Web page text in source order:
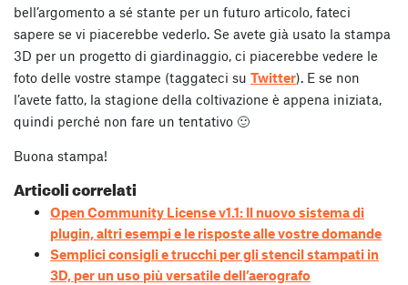
bell’argomento a sé stante per un futuro articolo, fateci
sapere se vi piacerebbe vederlo. Se avete già usato la stampa
3D per un progetto di giardinaggio, ci piacerebbe vedere le
foto delle vostre stampe (taggateci su Twitter). E se non
l’avete fatto, la stagione della coltivazione è appena iniziata,
quindi perché non fare un tentativo 🙂
Buona stampa!
Articoli correlati
Open Community License v1.1: Il nuovo sistema di
plugin, altri esempi e le risposte alle vostre domande
Semplici consigli e trucchi per gli stencil stampati in
3D, per un uso più versatile dell’aerografo